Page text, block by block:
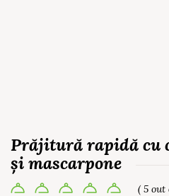
Prăjitură rapidă cu
și mascarpone
( 5 out